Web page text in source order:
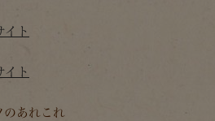
ト
ト
のあれこれ